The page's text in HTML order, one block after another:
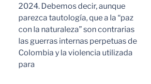
2024. Debemos decir, aunque
parezca tautología, que a la “paz
con la naturaleza” son contrarias
las guerras internas perpetuas de
Colombia y la violencia utilizada
para